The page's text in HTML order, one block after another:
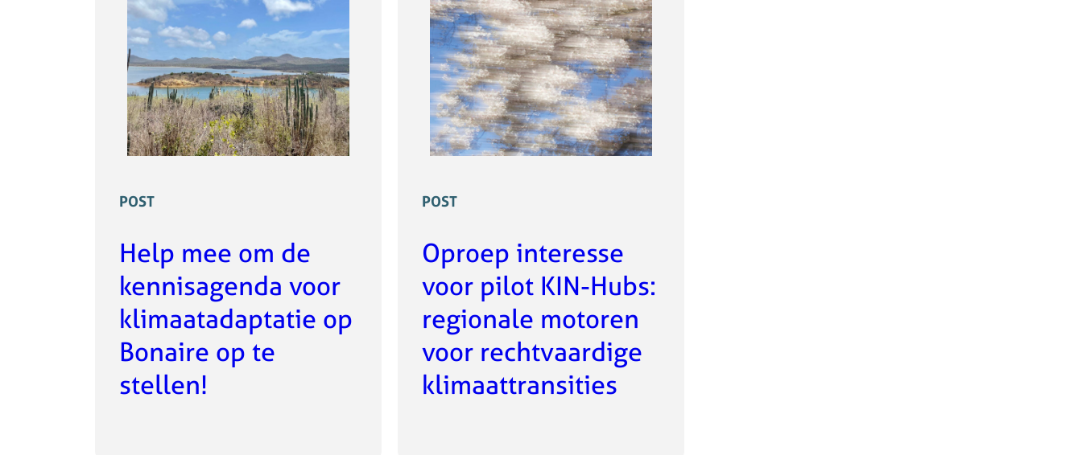
POST
Help mee om de
kennisagenda voor
klimaatadaptatie op
Bonaire op te
stellen!
POST
Oproep interesse
voor pilot KIN-Hubs:
regionale motoren
voor rechtvaardige
klimaattransities